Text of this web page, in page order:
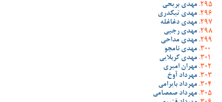
مهدی بریحی
مهدی تیکدری
مهدی دغاغله
مهدی رجبی
مهدی مداحی
مهدی نامجو
مهدی کربلایی
مهران امیری
مهرداد آوخ
مهرداد بایرامی
مهرداد صمصامی